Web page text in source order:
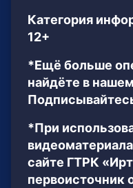
Категория
12+
*Ещё больше
найдёте в
*При
сайте ГТРК
первоисточник